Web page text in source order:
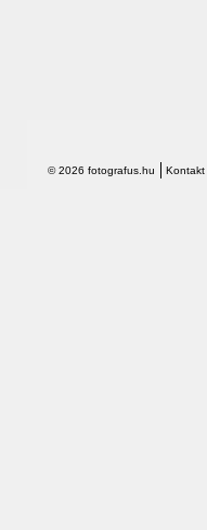
© 2026 fotografus.hu Kontakt